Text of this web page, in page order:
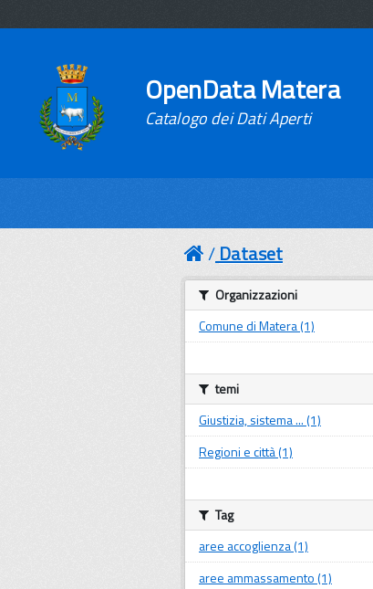
OpenData Matera
Catalogo dei Dati Aperti
Dataset
Organizzazioni
Comune di Matera (1)
temi
Giustizia, sistema ... (1)
Regioni e città (1)
Tag
aree accoglienza (1)
aree ammassamento (1)